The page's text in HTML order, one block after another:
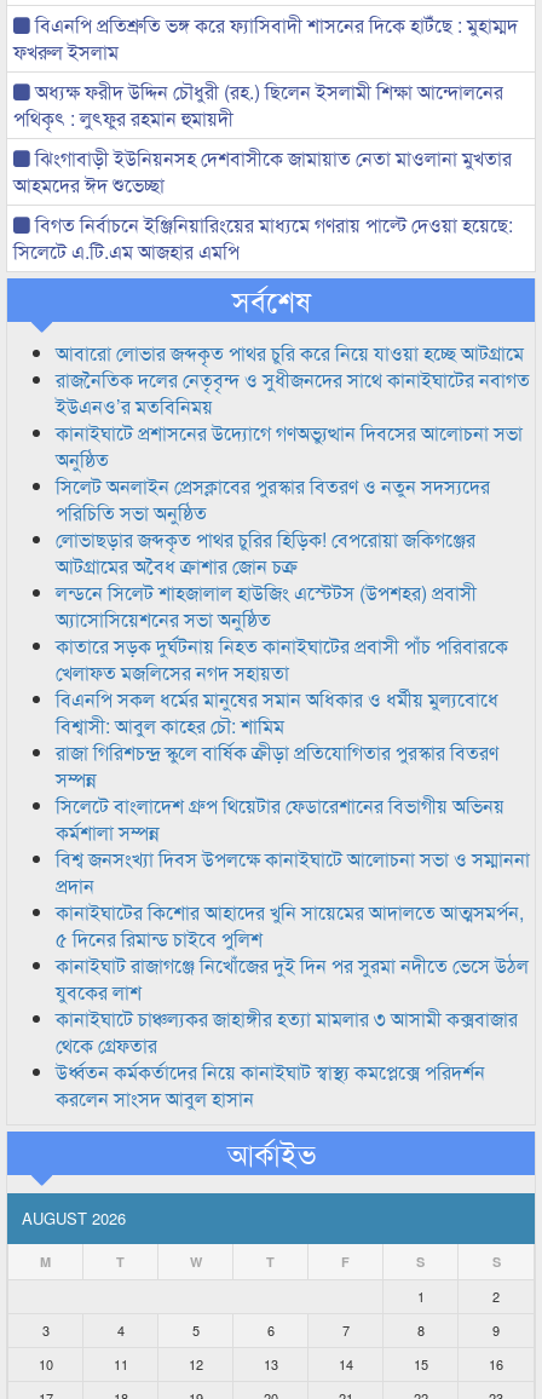
বিএনপি প্রতিশ্রুতি ভঙ্গ করে ফ্যাসিবাদী শাসনের দিকে হাটঁছে : মুহাম্মদ
ফখরুল ইসলাম
অধ্যক্ষ ফরীদ উদ্দিন চৌধুরী (রহ.) ছিলেন ইসলামী শিক্ষা আন্দোলনের
পথিকৃৎ : লুৎফুর রহমান হুমায়দী
ঝিংগাবাড়ী ইউনিয়নসহ দেশবাসীকে জামায়াত নেতা মাওলানা মুখতার
আহমদের ঈদ শুভেচ্ছা
বিগত নির্বাচনে ইঞ্জিনিয়ারিংয়ের মাধ্যমে গণরায় পাল্টে দেওয়া হয়েছে:
সিলেটে এ.টি.এম আজহার এমপি
সর্বশেষ
আবারো লোভার জব্দকৃত পাথর চুরি করে নিয়ে যাওয়া হচ্ছে আটগ্রামে
রাজনৈতিক দলের নেতৃবৃন্দ ও সুধীজনদের সাথে কানাইঘাটের নবাগত
ইউএনও’র মতবিনিময়
কানাইঘাটে প্রশাসনের উদ্যোগে গণঅভ্যুত্থান দিবসের আলোচনা সভা
অনুষ্ঠিত
সিলেট অনলাইন প্রেসক্লাবের পুরস্কার বিতরণ ও নতুন সদস্যদের
পরিচিতি সভা অনুষ্ঠিত
লোভাছড়ার জব্দকৃত পাথর চুরির হিড়িক! বেপরোয়া জকিগঞ্জের
আটগ্রামের অবৈধ ক্রাশার জোন চক্র
লন্ডনে সিলেট শাহজালাল হাউজিং এস্টেটস (উপশহর) প্রবাসী
অ্যাসোসিয়েশনের সভা অনুষ্ঠিত
কাতারে সড়ক দুর্ঘটনায় নিহত কানাইঘাটের প্রবাসী পাঁচ পরিবারকে
খেলাফত মজলিসের নগদ সহায়তা
বিএনপি সকল ধর্মের মানুষের সমান অধিকার ও ধর্মীয় মুল্যবোধে
বিশ্বাসী: আবুল কাহের চৌ: শামিম
রাজা গিরিশচন্দ্র স্কুলে বার্ষিক ক্রীড়া প্রতিযোগিতার পুরস্কার বিতরণ
সম্পন্ন
সিলেটে বাংলাদেশ গ্রুপ থিয়েটার ফেডারেশানের বিভাগীয় অভিনয়
কর্মশালা সম্পন্ন
বিশ্ব জনসংখ্যা দিবস উপলক্ষে কানাইঘাটে আলোচনা সভা ও সম্মাননা
প্রদান
কানাইঘাটের কিশোর আহাদের খুনি সায়েমের আদালতে আত্মসমর্পন,
৫ দিনের রিমান্ড চাইবে পুলিশ
কানাইঘাট রাজাগঞ্জে নিখোঁজের দুই দিন পর সুরমা নদীতে ভেসে উঠল
যুবকের লাশ
কানাইঘাটে চাঞ্চল্যকর জাহাঙ্গীর হত্যা মামলার ৩ আসামী কক্সবাজার
থেকে গ্রেফতার
উর্ধ্বতন কর্মকর্তাদের নিয়ে কানাইঘাট স্বাস্থ্য কমপ্লেক্সে পরিদর্শন
করলেন সাংসদ আবুল হাসান
আর্কাইভ
AUGUST 2026
M T W T F S S
1
2
3
4 5 6 7 8
9
10
11 12 13 14 15
16